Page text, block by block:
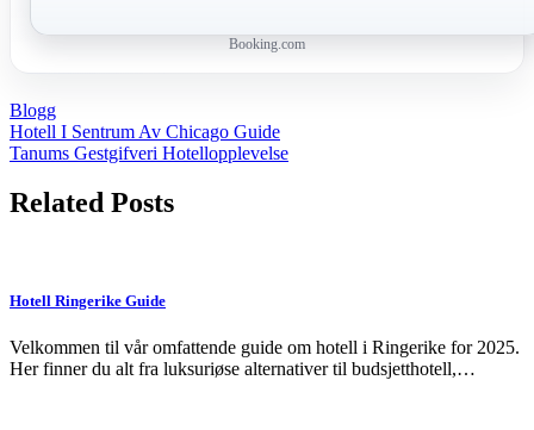
Booking.com
Blogg
Post
navigation
Hotell I Sentrum Av Chicago Guide
Tanums Gestgifveri Hotellopplevelse
Related Posts
Hotell Ringerike Guide
Velkommen til vår omfattende guide om hotell i Ringerike for 2025.
Her finner du alt fra luksuriøse alternativer til budsjetthotell,…